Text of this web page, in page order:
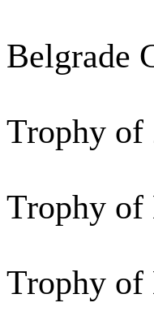
Belgrade
Trophy of
Trophy of
Trophy of